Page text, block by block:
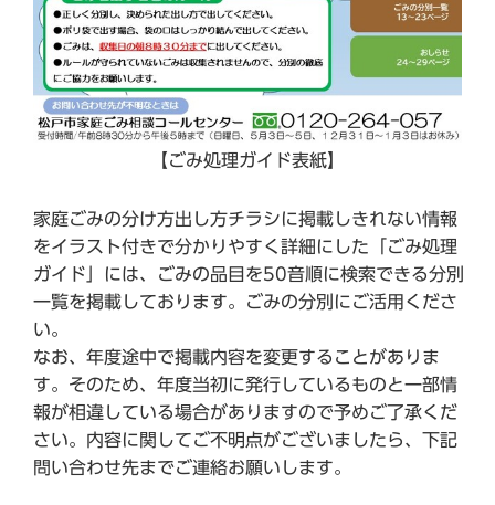
【ごみ処理ガイド表紙】
家庭ごみの分け方出し方チラシに掲載しきれない情報
をイラスト付きで分かりやすく詳細にした「ごみ処理
ガイド」には、ごみの品目を50音順に検索できる分別
一覧を掲載しております。ごみの分別にご活用くださ
い。
なお、年度途中で掲載内容を変更することがありま
す。そのため、年度当初に発行しているものと一部情
報が相違している場合がありますので予めご了承くだ
さい。内容に関してご不明点がございましたら、下記
問い合わせ先までご連絡お願いします。